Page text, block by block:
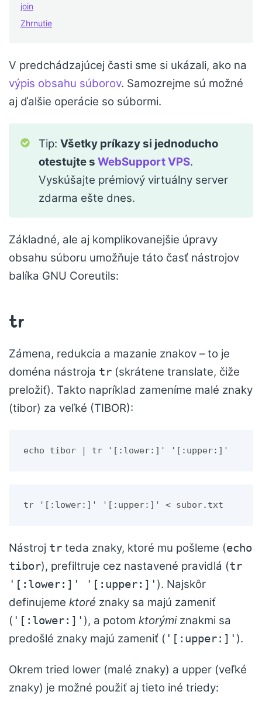
join
Zhrnutie
V predchádzajúcej časti sme si ukázali, ako na
výpis obsahu súborov. Samozrejme sú možné
aj ďalšie operácie so súbormi.
Tip:Všetky príkazy si jednoducho
otestujte sWebSupport VPS.
Vyskúšajte prémiový virtuálny server
zdarma ešte dnes.
Základné, ale aj komplikovanejšie úpravy
obsahu súboru umožňuje táto časť nástrojov
balíka GNU Coreutils:
tr
Zámena, redukcia a mazanie znakov – to je
doména nástroja tr (skrátene translate, čiže
preložiť). Takto napríklad zameníme malé znaky
(tibor) za veľké (TIBOR):
echo tibor | tr '[:lower:]' '[:upper:]'
tr '[:lower:]' '[:upper:]' < subor.txt
Nástroj tr teda znaky, ktoré mu pošleme (echo
tibor), prefiltruje cez nastavené pravidlá (tr
'[:lower:]' '[:upper:]' ). Najskôr
definujeme ktoré znaky sa majú zameniť
( '[:lower:]' ), a potom ktorýmiznakmi sa
predošlé znaky majú zameniť ( '[:upper:]' ).
Okrem tried lower (malé znaky) a upper (veľké
znaky) je možné použiť aj tieto iné triedy: